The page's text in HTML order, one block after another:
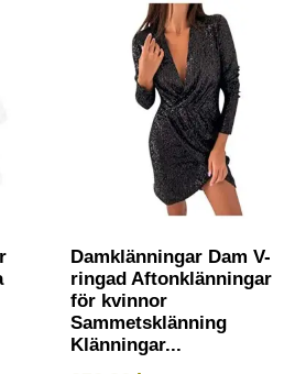
Damklänningar Dam V-
ringad Aftonklänningar
för kvinnor
Sammetsklänning
Klänningar...